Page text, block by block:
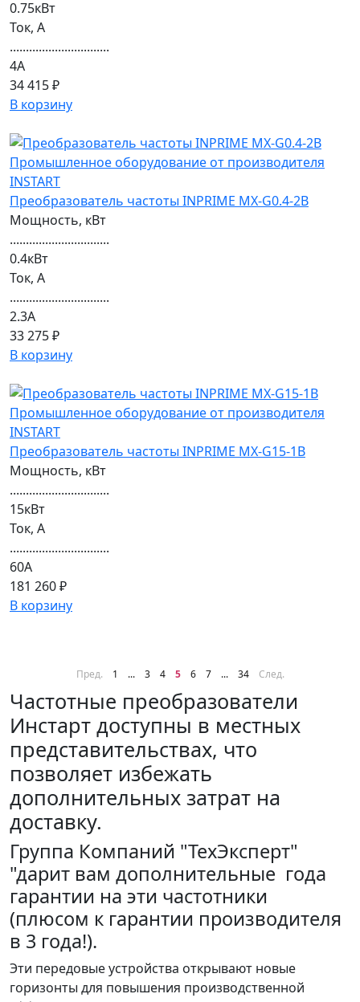
0.75кВт
Ток, А
...............................
4А
34 415 ₽
В корзину
Преобразователь частоты INPRIME MX-G0.4-2B
Мощность, кВт
...............................
0.4кВт
Ток, А
...............................
2.3А
33 275 ₽
В корзину
Преобразователь частоты INPRIME MX-G15-1B
Мощность, кВт
...............................
15кВт
Ток, А
...............................
60А
181 260 ₽
В корзину
Пред. 1 ... 3 4 5 6 7 ... 34 След.
Частотные преобразователи
Инстарт доступны в местных
представительствах, что
позволяет избежать
дополнительных затрат на
доставку.
Группа Компаний "ТехЭксперт"
"дарит вам дополнительные года
гарантии на эти частотники
(плюсом к гарантии производителя
в 3 года!).
Эти передовые устройства открывают новые
горизонты для повышения производственной